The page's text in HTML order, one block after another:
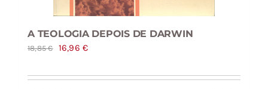
A TEOLOGIA DEPOIS DE DARWIN
18,85€
O
original
16,96€O
atual